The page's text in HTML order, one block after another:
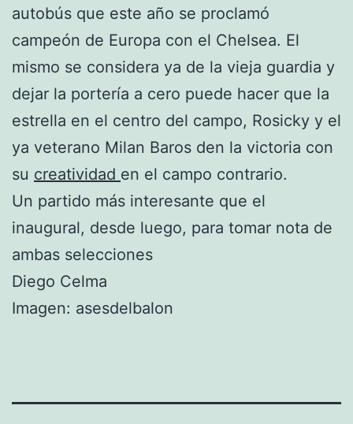
autobús que este año se proclamó
campeón de Europa con el Chelsea. El
mismo se considera ya de la vieja guardia y
dejar la portería a cero puede hacer que la
estrella en el centro del campo, Rosicky y el
ya veterano Milan Baros den la victoria con
su creatividad en el campo contrario.
Un partido más interesante que el
inaugural, desde luego, para tomar nota de
ambas selecciones
Diego Celma
Imagen: asesdelbalon